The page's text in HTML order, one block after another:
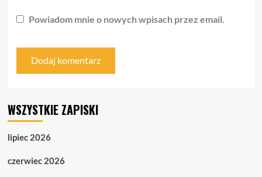
Powiadom mnie o nowych wpisach przez email.
WSZYSTKIE ZAPISKI
lipiec 2026
czerwiec 2026